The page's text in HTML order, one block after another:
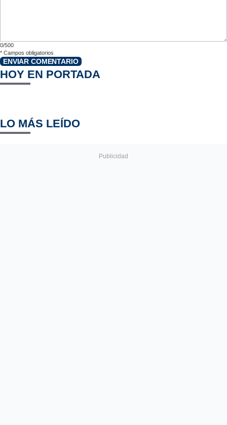
0/500
* Campos obligatorios
ENVIAR COMENTARIO
HOY EN PORTADA
LO MÁS LEÍDO